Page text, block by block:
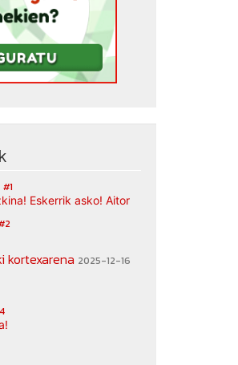
#1
Eskerrik asko! Aitor
kortexarena 2025-12-16